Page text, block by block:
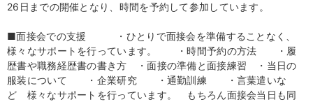
26日までの開催となり、時間を予約して参加しています。
■面接会での支援 ・ひとりで面接会を準備することなく、
様々なサポートを行っています。 ・時間予約の方法 ・履
歴書や職務経歴書の書き方 ・面接の準備と面接練習 ・当日の
服装について ・企業研究 ・通勤訓練 ・言葉遣いな
ど 様々なサポートを行っています。 もちろん面接会当日も同